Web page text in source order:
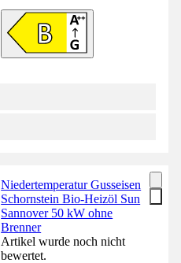
Niedertemperatur Gusseisen
Schornstein Bio-Heizöl Sun
Sannover 50 kW ohne
Brenner
Artikel wurde noch nicht
bewertet.